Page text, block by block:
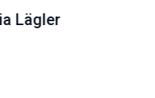
Lägler